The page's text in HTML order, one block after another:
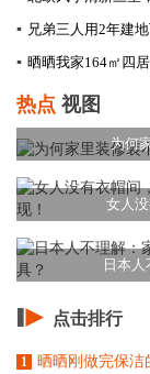
▪ 兄弟三人用2年建
▪ 晒晒我家164㎡四
热点 视图
为何
女人
日本
点击排行
1 晒晒刚做完保洁